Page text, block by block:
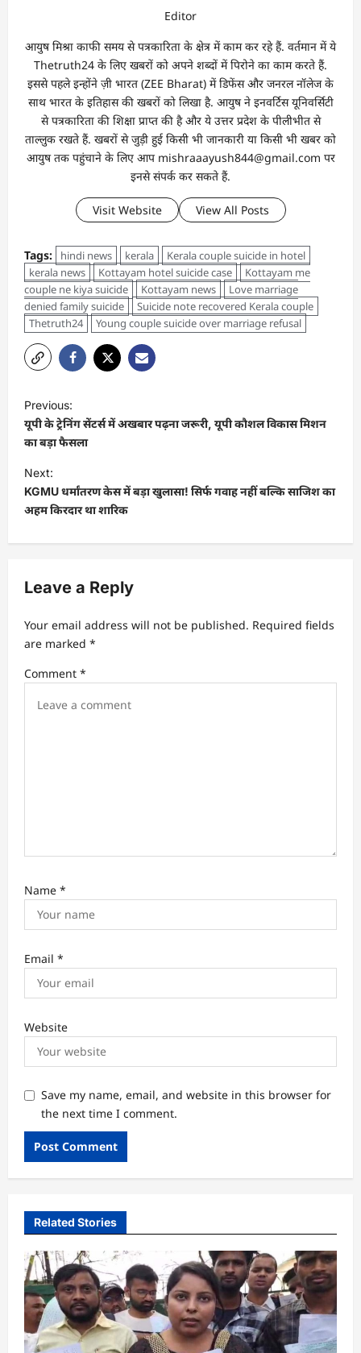
Editor
आयुष मिश्रा काफी समय से पत्रकारिता के क्षेत्र में काम कर रहे हैं. वर्तमान में ये
Thetruth24 के लिए खबरों को अपने शब्दों में पिरोने का काम करते हैं.
इससे पहले इन्होंने ज़ी भारत (ZEE Bharat) में डिफेंस और जनरल नॉलेज के
साथ भारत के इतिहास की खबरों को लिखा है. आयुष ने इनवर्टिस यूनिवर्सिटी
से पत्रकारिता की शिक्षा प्राप्त की है और ये उत्तर प्रदेश के पीलीभीत से
ताल्लुक रखते हैं. खबरों से जुड़ी हुई किसी भी जानकारी या किसी भी खबर को
आयुष तक पहुंचाने के लिए आप mishraaayush844@gmail.com पर
इनसे संपर्क कर सकते हैं.
Visit Website View All Posts
Tags: hindi news kerala
Kerala couple suicide in hotel
kerala news
Kottayam hotel suicide case
Kottayam me
couple ne kiya suicide
Kottayam news
Love marriage
denied family suicide
Suicide note recovered Kerala couple
Thetruth24
Young couple suicide over marriage refusal
Previous:
यूपी के ट्रेनिंग सेंटर्स में अखबार पढ़ना जरूरी, यूपी कौशल विकास मिशन
का बड़ा फैसला
Next:
KGMU धर्मांतरण केस में बड़ा खुलासा! सिर्फ गवाह नहीं बल्कि साजिश का
अहम किरदार था शारिक
Leave a Reply
Your email address will not be published. Required fields
are marked *
Comment *
Name *
Email *
Website
Save my name, email, and website in this browser for
the next time I comment.
Related Stories